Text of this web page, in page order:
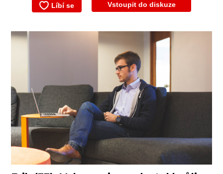
Vstoupit do diskuze